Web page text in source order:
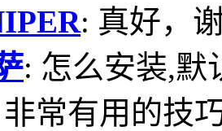
: 真好，
: 怎么安装,默
非常有用的技